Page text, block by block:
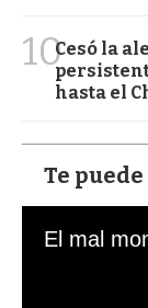
10Cesó la
hasta el
Te